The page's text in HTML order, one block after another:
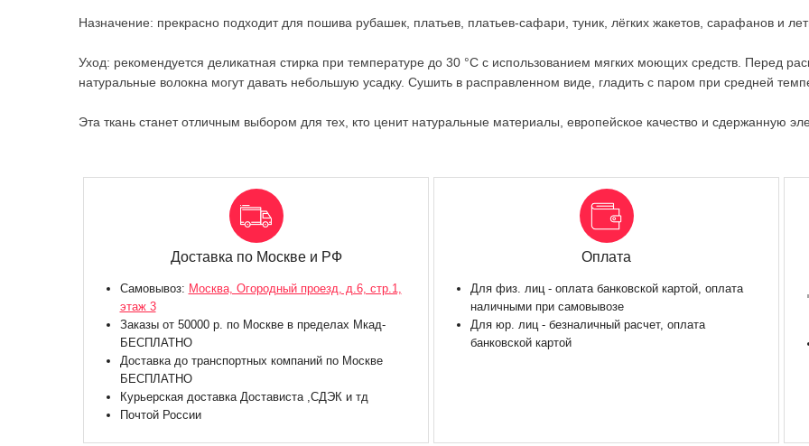
Назначение: прекрасно подходит для пошива рубашек, платьев, платьев-сафари, туник, лёгких жакетов, сарафанов и
Уход: рекомендуется деликатная стирка при температуре до 30 °C с использованием мягких моющих средств. Перед
натуральные волокна могут давать небольшую усадку. Сушить в расправленном виде, гладить с паром при средней
Эта ткань станет отличным выбором для тех, кто ценит натуральные материалы, европейское качество и сдержанную
Доставка по Москве и РФ
Самовывоз: Москва, Огородный проезд, д.6, стр.1,
этаж 3
Заказы от 50000 р. по Москве в пределах Мкад-
БЕСПЛАТНО
Доставка до транспортных компаний по Москве
БЕСПЛАТНО
Курьерская доставка Достависта ,СДЭК и тд
Почтой России
Оплата
Для физ. лиц - оплата банковской картой, оплата
наличными при самовывозе
Для юр. лиц - безналичный расчет, оплата
банковской картой